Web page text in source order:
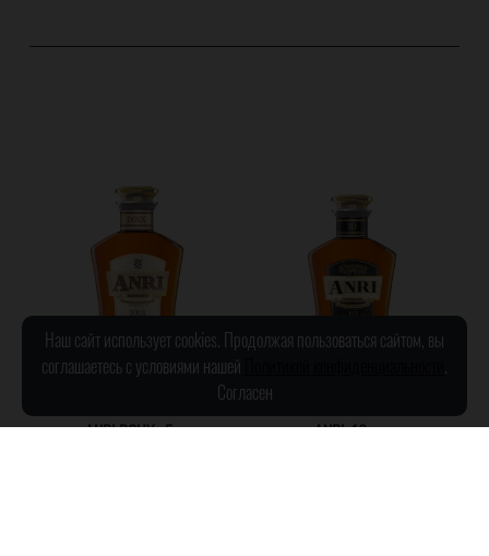
Наш сайт использует cookies. Продолжая пользоваться сайтом, вы
соглашаетесь с условиями нашей
.
Согласен
«ANRI DOUX» 5 лет ANRI, 10 лет